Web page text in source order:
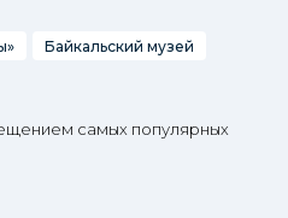
Байкальский музей
самых популярных